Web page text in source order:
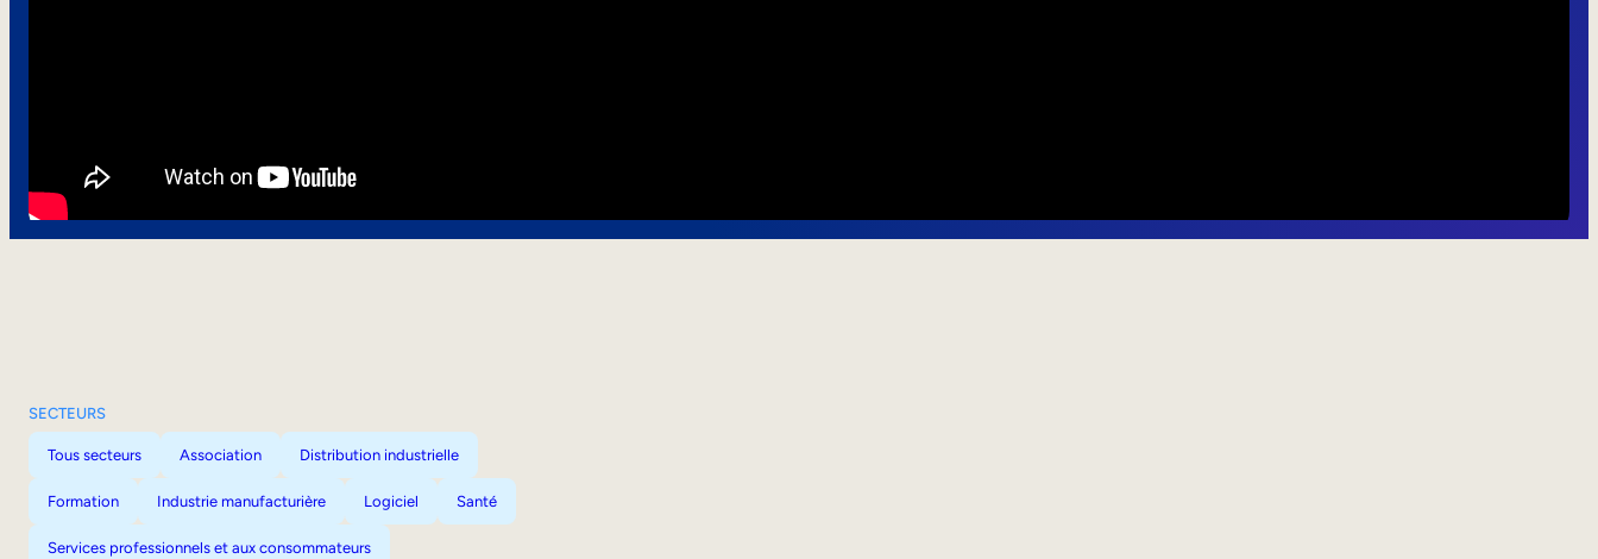
SECTEURS
Tous secteurs Association Distribution industrielle
Formation Industrie manufacturière Logiciel Santé
Services professionnels et aux consommateurs